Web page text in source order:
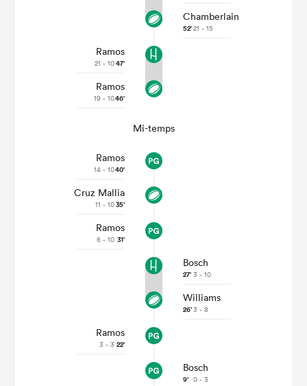
Chamberlain
52'21 - 15
Ramos
21 - 1047'
Ramos
19 - 1046'
Mi-temps
Ramos
14 - 1040'
Cruz Mallia
11 - 1035'
Ramos
6 - 10 31'
Bosch
27' 3 - 10
Williams
26'3 - 8
Ramos
3 - 3 22'
Bosch
9' 0 - 3